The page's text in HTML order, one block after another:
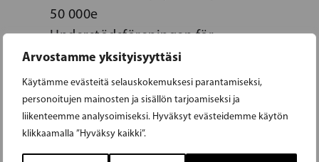
Arvostamme yksityisyyttäsi
Käytämme evästeitä selauskokemuksesi parantamiseksi,
personoitujen mainosten ja sisällön tarjoamiseksi ja
liikenteemme analysoimiseksi. Hyväksyt evästeidemme käytön
klikkaamalla ”Hyväksy kaikki”.
50 000e
Understödsföreningen för
svenskspråkig missbrukarvård rf:lle
toiminnan kehittämiseen
ruotsinkielisten vankien tukemisessa
yhteiskuntaan palaamisessa 50 000e